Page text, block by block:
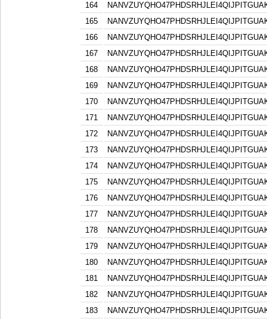
164
165
166
167
168
169
170
171
172
173
174
175
176
177
178
179
180
181
182
183